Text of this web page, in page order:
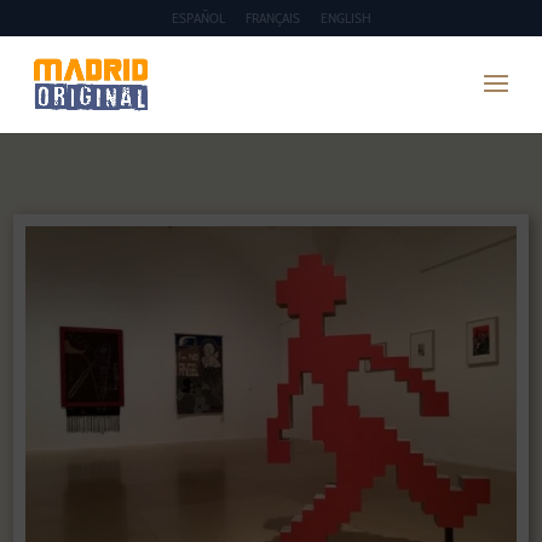
ESPAÑOL FRANÇAIS ENGLISH